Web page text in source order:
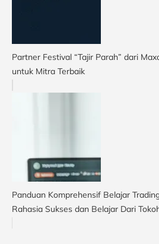
Partner Festival “Tajir Parah” dari
untuk Mitra Terbaik
Panduan Komprehensif Belajar
Rahasia Sukses dan Belajar Dari